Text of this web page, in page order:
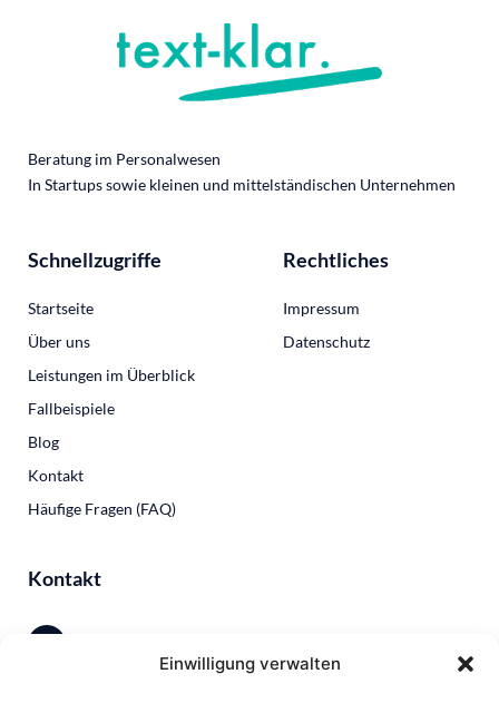
Einwilligung verwalten
Beratung im Personalwesen
In Startups sowie kleinen und mittelständischen Unternehmen
Schnellzugriffe
Startseite
Über uns
Leistungen im Überblick
Fallbeispiele
Blog
Kontakt
Häufige Fragen (FAQ)
Rechtliches
Impressum
Datenschutz
Kontakt